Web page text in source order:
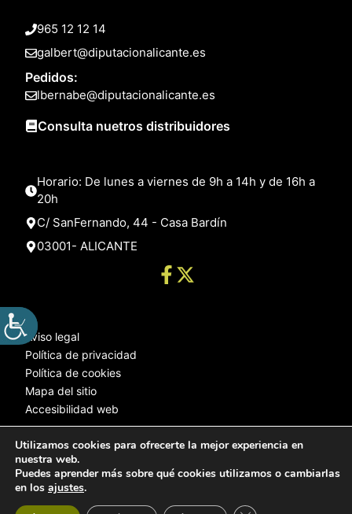
965 12 12 14
galbert@diputacionalicante.es
Pedidos:
lbernabe@diputacionalicante.es
Consulta nuetros distribuidores
Horario: De lunes a viernes de 9h a 14h y de 16h a
20h
C/ SanFernando, 44 - Casa Bardín
03001- ALICANTE
Aviso legal
Política de privacidad
Política de cookies
Mapa del sitio
Accesibilidad web
© 2025 Web desarrollada por el Servicio de Informática de Diputación
Utilizamos cookies para ofrecerte la mejor experiencia en
nuestra web.
Puedes aprender más sobre qué cookies utilizamos o cambiarlas
en los ajustes.